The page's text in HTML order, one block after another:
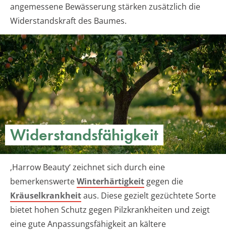
angemessene Bewässerung stärken zusätzlich die
Widerstandskraft des Baumes.
Widerstandsfähigkeit
‚Harrow Beauty‘ zeichnet sich durch eine
bemerkenswerteWinterhärtigkeit gegen die
Kräuselkrankheitaus. Diese gezielt gezüchtete Sorte
bietet hohen Schutz gegen Pilzkrankheiten und zeigt
eine gute Anpassungsfähigkeit an kältere